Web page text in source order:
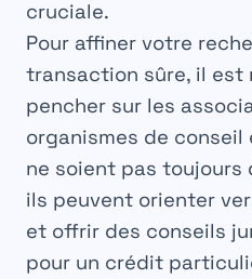
cruciale.
Pour affiner votre
transaction sûre, il est
pencher sur les
organismes de conseil
ne soient pas
ils peuvent orienter
et offrir des conseils
pour un crédit